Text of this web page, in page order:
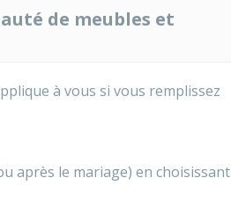
de meubles et
à vous si vous remplissez
après le mariage) en choisissant